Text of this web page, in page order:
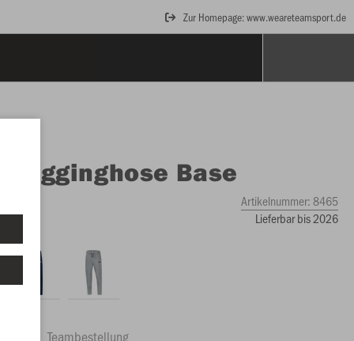
Zur Homepage: www.weareteamsport.de
Jogginghose Base
Artikelnummer:8465
Lieferbar bis 2026
Teambestellung